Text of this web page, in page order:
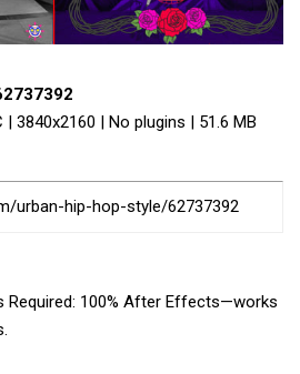
3840x2160 | No plugins | 51.6 MB
urban-hip-hop-style/62737392
Required: 100% After Effects—works